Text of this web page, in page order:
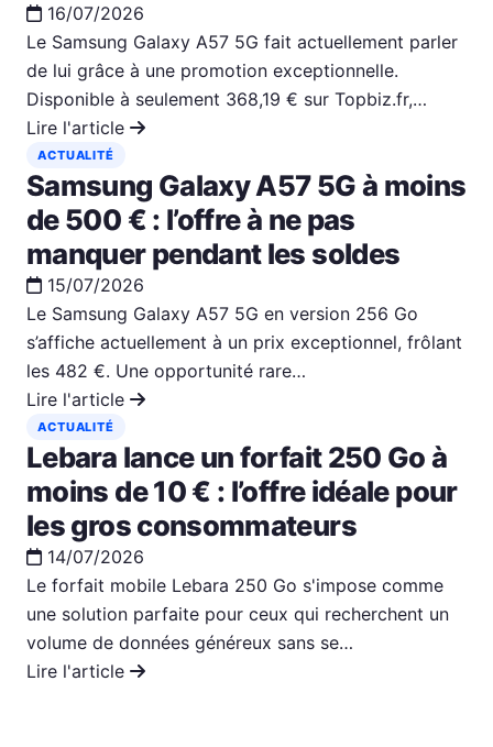
16/07/2026
Le Samsung Galaxy A57 5G fait actuellement parler
de lui grâce à une promotion exceptionnelle.
Disponible à seulement 368,19 € sur Topbiz.fr,…
Lire l'article
ACTUALITÉ
Samsung Galaxy A57 5G à moins
de 500 € : l’offre à ne pas
manquer pendant les soldes
15/07/2026
Le Samsung Galaxy A57 5G en version 256 Go
s’affiche actuellement à un prix exceptionnel, frôlant
les 482 €. Une opportunité rare…
Lire l'article
ACTUALITÉ
Lebara lance un forfait 250 Go à
moins de 10 € : l’offre idéale pour
les gros consommateurs
14/07/2026
Le forfait mobile Lebara 250 Go s'impose comme
une solution parfaite pour ceux qui recherchent un
volume de données généreux sans se…
Lire l'article